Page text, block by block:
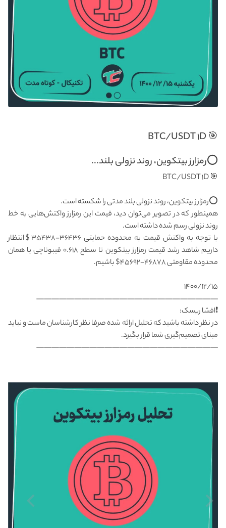
🎯 BTC/USDT ۱D
⭕رمزارز بیتکوین، روند نزولی بلند...
🎯 BTC/USDT ۱D
⭕رمزارز بیتکوین، روند نزولی بلند مدتی را شکسته است.
همینطور که در تصویر می‌توان دید، قیمت این رمزارز واکنش‌هایی به خط
روند نزولی رسم شده داشته است.
با توجه به واکنش قیمت به محدوده حمایتی ۳۶۴۳۶-۳۵۴۳۸$ انتظار
داریم شاهد رشد قیمت رمزارز بیتکوین تا سطح ۰.۶۱۸ فیبوناچی یا همان
محدوده مقاومتی ۴۶۸۷۸-۴۵۶۹۲$ باشیم.
۱۴۰۰/۱۲/۱۵
————————————————————————
❗افشا ریسک:
در نظر داشته باشید که تحلیل ارائه شده صرفا نظر کارشناسان ماست و نباید
مبنای تصمیم‌گیری شما قرار بگیرد.
————————————————————————